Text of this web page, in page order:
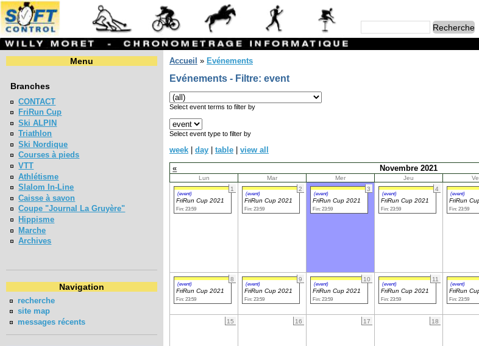
Menu
Branches
CONTACT
FriRun Cup
Ski ALPIN
Triathlon
Ski Nordique
Courses à pieds
VTT
Athlétisme
Slalom In-Line
Caisse à savon
Coupe "Journal La Gruyère"
Hippisme
Marche
Archives
Navigation
recherche
site map
messages récents
Accueil » Evénements
Evénements - Filtre: event
Select event terms to filter by
Select event type to filter by
week day table
view all
«
Novembre 2021
Lun Mar Mer Jeu
1
(event)
FriRun Cup 2021
Fin: 23:59
2
(event)
FriRun Cup 2021
Fin: 23:59
3
(event)
FriRun Cup 2021
Fin: 23:59
4
(event)
FriRun Cup 2021
Fin: 23:59
(event)
FriRun
Fin: 23:59
8
(event)
FriRun Cup 2021
Fin: 23:59
9
(event)
FriRun Cup 2021
Fin: 23:59
10
(event)
FriRun Cup 2021
Fin: 23:59
11
(event)
FriRun Cup 2021
Fin: 23:59
(event)
FriRun
Fin: 23:59
15 16 17 18